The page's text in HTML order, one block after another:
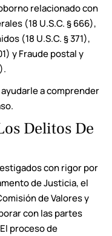
relacionado con
(18 U.S.C. § 666),
(18 U.S.C. § 371),
y Fraude postal y
a comprender
Delitos De
con rigor por
de Justicia, el
de Valores y
con las partes
proceso de